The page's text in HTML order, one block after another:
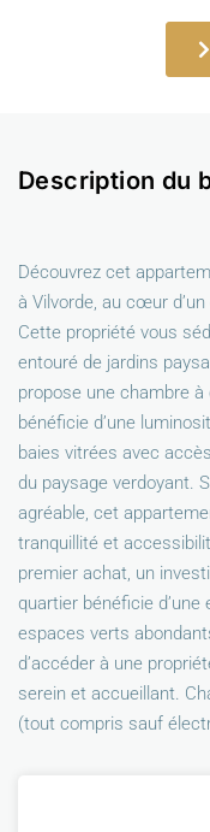
Description du
Découvrez cet
à Vilvorde, au cœur
Cette propriété vous
entouré de jardins
propose une chambre à
bénéficie d’une
baies vitrées avec
du paysage verdoyant.
agréable, cet
tranquillité et
premier achat, un
quartier bénéficie
espaces verts
d’accéder à une
serein et accueillant.
(tout compris sauf